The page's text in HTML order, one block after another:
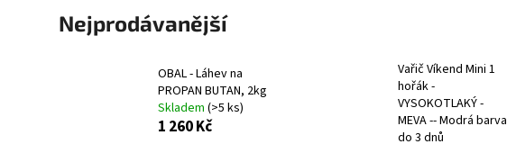
Nejprodávanější
OBAL - Láhev na
PROPAN BUTAN, 2kg
Skladem (>5 ks)
1 260 Kč
Vařič Víkend Mini 1
hořák -
VYSOKOTLAKÝ -
MEVA -- Modrá barva
do 3 dnů
Doporučujeme